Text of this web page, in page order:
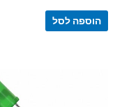
הוספה לסל